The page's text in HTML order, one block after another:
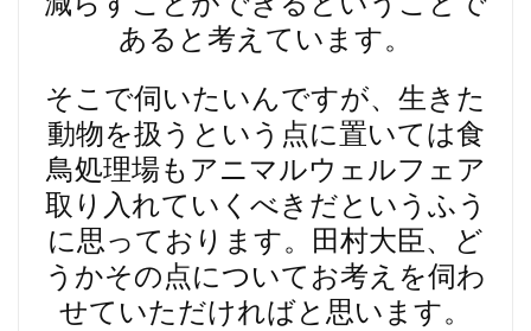
あると考えています。
そこで伺いたいんですが、生きた
動物を扱うという点に置いては食
鳥処理場もアニマルウェルフェア
取り入れていくべきだというふう
に思っております。田村大臣、ど
うかその点についてお考えを伺わ
せていただければと思います。